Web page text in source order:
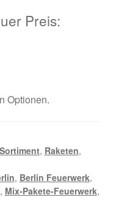
Preis:
Optionen.
, Raketen,
, Berlin Feuerwerk,
, Mix-Pakete-Feuerwerk,